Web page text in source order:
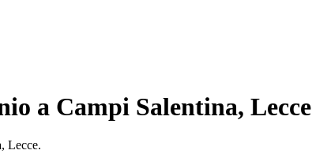
a Campi Salentina, Lecce
Lecce.